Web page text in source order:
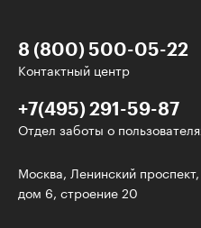
8 (800) 500-05-22
Контактный центр
+7(495) 291-59-87
Отдел заботы о
Москва, Ленинский проспект,
дом 6, строение 20
Интересное - на
Выберите тему